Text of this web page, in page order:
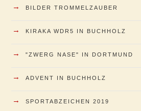
→ BILDER TROMMELZAUBER
→ KIRAKA WDR5 IN BUCHHOLZ
→ "ZWERG NASE" IN DORTMUND
→ ADVENT IN BUCHHOLZ
→ SPORTABZEICHEN 2019